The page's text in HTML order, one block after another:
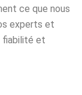
ce que nous
experts et
fiabilité et